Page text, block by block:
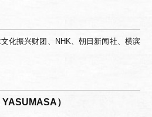
化振兴财团、NHK、朝日新闻社、横滨
）